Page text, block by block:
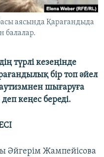
аясында Қарағандыда
балалар.
түрлі кезеңінде
бір топ әйел
шығаруға
кеңес береді.
Әйгерім Жампейісова